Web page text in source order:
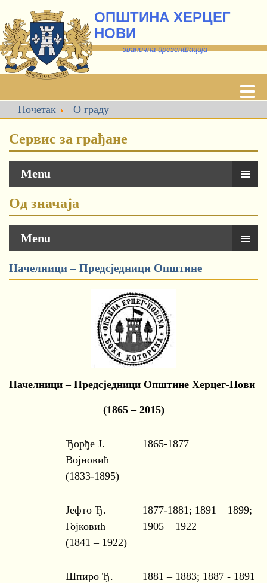
ОПШТИНА ХЕРЦЕГ
НОВИ
званична презентација
Почетак О граду
Сервис за грађане
Menu ≡
Од значаја
Menu ≡
Начелници – Предсједници Општине
Начелници – Предсједници Општине Херцег-Нови
(1865 – 2015)
Ђорђе Ј.
Војновић
(1833-1895)
1865-1877
Јефто Ђ.
Гојковић
(1841 – 1922)
1877-1881; 1891 – 1899;
1905 – 1922
Шпиро Ђ.
1881 – 1883; 1887 - 1891